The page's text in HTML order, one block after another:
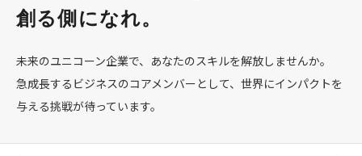
創る側になれ。
未来のユニコーン企業で、あなたのスキルを解放しませんか。
急成長するビジネスのコアメンバーとして、世界にインパクトを
与える挑戦が待っています。